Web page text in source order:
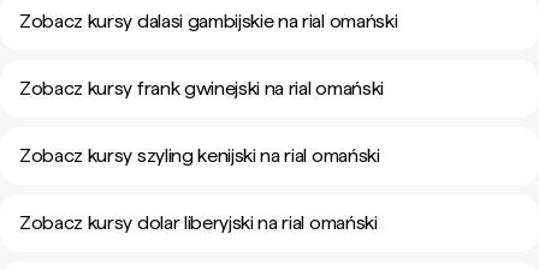
Zobacz kursy dalasi gambijskie na rial omański
Zobacz kursy frank gwinejski na rial omański
Zobacz kursy szyling kenijski na rial omański
Zobacz kursy dolar liberyjski na rial omański